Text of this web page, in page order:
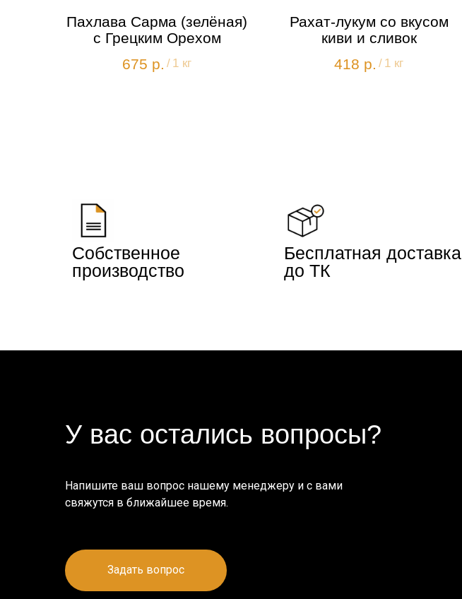
Пахлава Сарма (зелёная)
с Грецким Орехом
675 р. / 1 кг
Рахат-лукум со вкусом
киви и сливок
418 р. / 1 кг
Собственное
производство
Бесплатная доставка
до ТК
У вас остались вопросы?
Напишите ваш вопрос нашему менеджеру и с вами
свяжутся в ближайшее время.
Задать вопрос